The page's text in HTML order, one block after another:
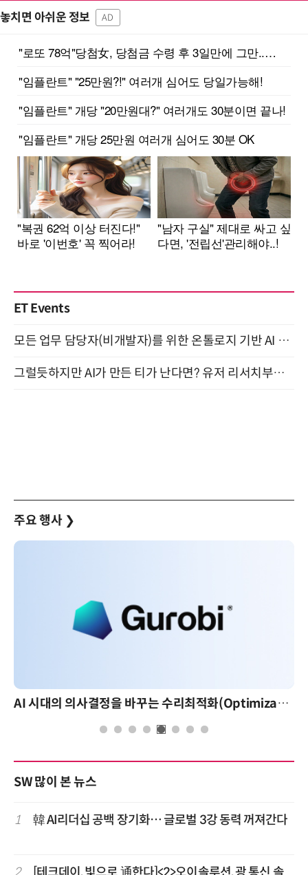
놓치면 아쉬운 정보 AD
ET Events
모든 업무 담당자(비개발자)를 위한 온톨로지 기반 AI 지식체계 설계 1-day 워크숍 8월 20일 개최
그럴듯하지만 AI가 만든 티가 난다면? 유저 리서치부터 배포까지! (9/15)
주요 행사 ❯
AI 시대의 의사결정을 바꾸는 수리최적화(Optimization): 실제 산업 적용 사례와 활용 전략
SW 많이 본 뉴스
1 韓 AI리더십 공백 장기화… 글로벌 3강 동력 꺼져간다